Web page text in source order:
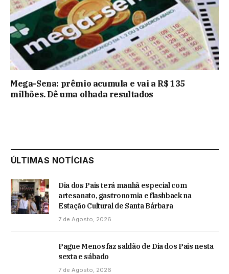
Mega-Sena: prêmio acumula e vai a R$ 135
milhões. Dê uma olhada resultados
ÚLTIMAS NOTÍCIAS
Dia dos Pais terá manhã especial com
artesanato, gastronomia e flashback na
Estação Cultural de Santa Bárbara
7 de Agosto, 2026
Pague Menos faz saldão de Dia dos Pais nesta
sexta e sábado
7 de Agosto, 2026